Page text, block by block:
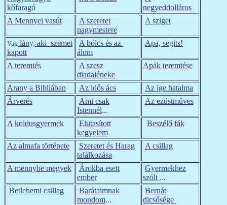
kőfaragó
negyeddolláros
A Mennyei vasút
A szeretet
nagymestere
A sziget
Vak lány, aki szemet
kapott
A bölcs és az
álom
Apa, segíts!
A teremtés
A szesz
diadaléneke
Apák teremtése
Arany a Bibliában Az idős ács
Az ige hatalma
Árverés
Ami csak
Istennél...
Az ezüstműves
A koldusgyermek
Elutasított
kegyelem
Beszélő fák
Az almafa története
Szeretet és Harag
találkozása
A csillag
A mennybe megyek
Árokba esett
ember
Gyermekhez
szólt ...
Betlehemi csillag
Barátaimnak
mondom...
Bernát
dicsősége